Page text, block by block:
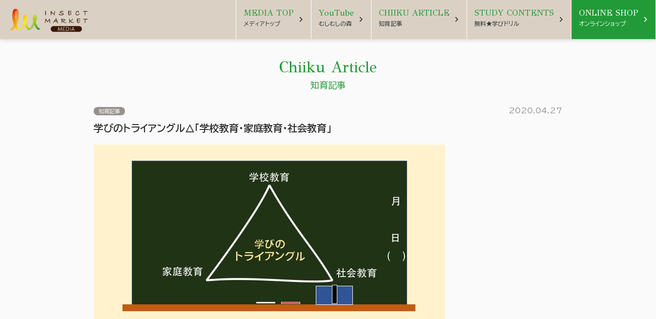
MEDIA TOP
メディアトップ chevron_right
YouTube
むしむしの森 chevron_right
CHIIKU ARTICLE
知育記事 chevron_right
STUDY CONTENTS
無料★学びドリル chevron_right
ONLINE SHOP
オンラインショップ chevron_right
Chiiku Article
知育記事
知育記事 2020.04.27
学びのトライアングル△「学校教育・家庭教育・社会教育」